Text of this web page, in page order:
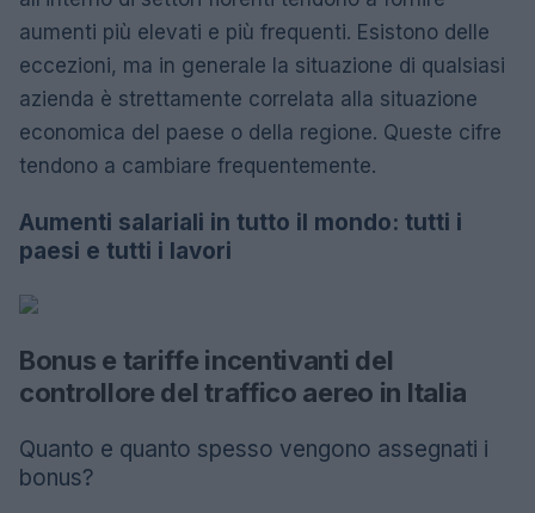
aumenti più elevati e più frequenti. Esistono delle
eccezioni, ma in generale la situazione di qualsiasi
azienda è strettamente correlata alla situazione
economica del paese o della regione. Queste cifre
tendono a cambiare frequentemente.
Aumenti salariali in tutto il mondo: tutti i
paesi e tutti i lavori
Bonus e tariffe incentivanti del
controllore del traffico aereo in Italia
Quanto e quanto spesso vengono assegnati i
bonus?